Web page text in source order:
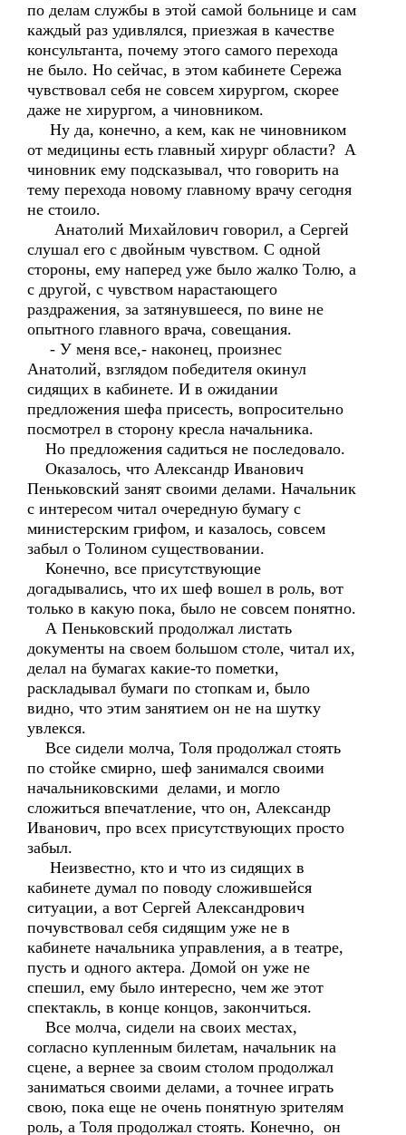
по делам службы в этой самой больнице и сам
каждый раз удивлялся, приезжая в качестве
консультанта, почему этого самого перехода
не было. Но сейчас, в этом кабинете Сережа
чувствовал себя не совсем хирургом, скорее
даже не хирургом, а чиновником.
Ну да, конечно, а кем, как не чиновником
от медицины есть главный хирург области? А
чиновник ему подсказывал, что говорить на
тему перехода новому главному врачу сегодня
не стоило.
Анатолий Михайлович говорил, а Сергей
слушал его с двойным чувством. С одной
стороны, ему наперед уже было жалко Толю, а
с другой, с чувством нарастающего
раздражения, за затянувшееся, по вине не
опытного главного врача, совещания.
- У меня все,- наконец, произнес
Анатолий, взглядом победителя окинул
сидящих в кабинете. И в ожидании
предложения шефа присесть, вопросительно
посмотрел в сторону кресла начальника.
Но предложения садиться не последовало.
Оказалось, что Александр Иванович
Пеньковский занят своими делами. Начальник
с интересом читал очередную бумагу с
министерским грифом, и казалось, совсем
забыл о Толином существовании.
Конечно, все присутствующие
догадывались, что их шеф вошел в роль, вот
только в какую пока, было не совсем понятно.
А Пеньковский продолжал листать
документы на своем большом столе, читал их,
делал на бумагах какие-то пометки,
раскладывал бумаги по стопкам и, было
видно, что этим занятием он не на шутку
увлекся.
Все сидели молча, Толя продолжал стоять
по стойке смирно, шеф занимался своими
начальниковскими делами, и могло
сложиться впечатление, что он, Александр
Иванович, про всех присутствующих просто
забыл.
Неизвестно, кто и что из сидящих в
кабинете думал по поводу сложившейся
ситуации, а вот Сергей Александрович
почувствовал себя сидящим уже не в
кабинете начальника управления, а в театре,
пусть и одного актера. Домой он уже не
спешил, ему было интересно, чем же этот
спектакль, в конце концов, закончиться.
Все молча, сидели на своих местах,
согласно купленным билетам, начальник на
сцене, а вернее за своим столом продолжал
заниматься своими делами, а точнее играть
свою, пока еще не очень понятную зрителям
роль, а Толя продолжал стоять. Конечно, он